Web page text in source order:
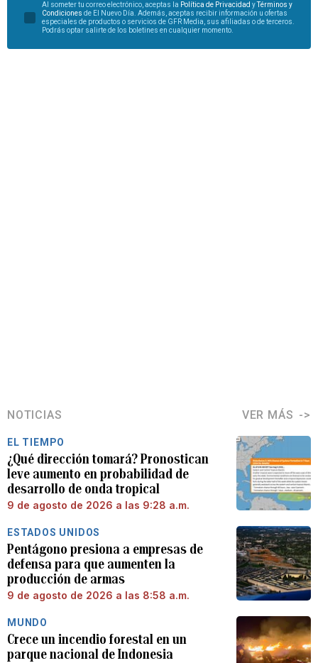
Al someter tu correo electrónico, aceptas la Política de Privacidad y
Términos y
Condiciones de El Nuevo Día. Además, aceptas recibir información u ofertas
especiales de productos o servicios de GFR Media, sus afiliadas o de terceros.
Podrás optar salirte de los boletines en cualquier momento.
NOTICIAS VER MÁS
EL TIEMPO
¿Qué dirección tomará? Pronostican
leve aumento en probabilidad de
desarrollo de onda tropical
9 de agosto de 2026 a las 9:28 a.m.
ESTADOS UNIDOS
Pentágono presiona a empresas de
defensa para que aumenten la
producción de armas
9 de agosto de 2026 a las 8:58 a.m.
MUNDO
Crece un incendio forestal en un
parque nacional de Indonesia